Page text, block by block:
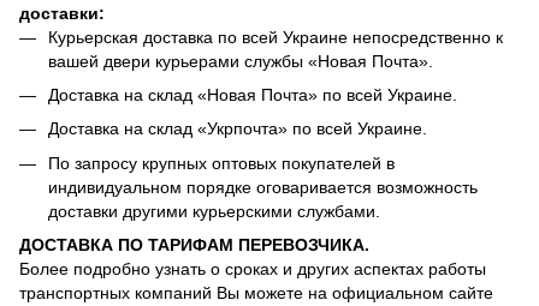
доставки:
Курьерская доставка по всей Украине непосредственно к
вашей двери курьерами службы «Новая Почта».
Доставка на склад «Новая Почта» по всей Украине.
Доставка на склад «Укрпочта» по всей Украине.
По запросу крупных оптовых покупателей в
индивидуальном порядке оговаривается возможность
доставки другими курьерскими службами.
ДОСТАВКА ПО ТАРИФАМ ПЕРЕВОЗЧИКА.
Более подробно узнать о сроках и других аспектах работы
транспортных компаний Вы можете на официальном сайте